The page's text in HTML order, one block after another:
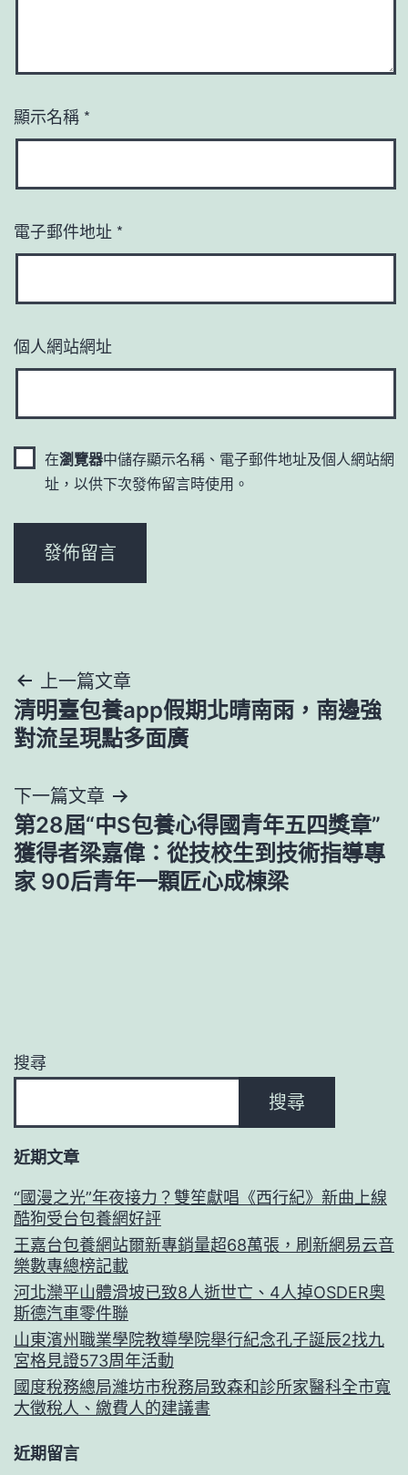
顯示名稱 *
電子郵件地址 *
個人網站網址
在瀏覽器中儲存顯示名稱、電子郵件地址及個人網站網
址，以供下次發佈留言時使用。
文
章
覽
上一篇文章
清明臺包養app假期北晴南雨，南邊強
對流呈現點多面廣
下一篇文章
第28屆“中S包養心得國青年五四獎章”
獲得者梁嘉偉：從技校生到技術指導專
家 90后青年一顆匠心成棟梁
搜尋
搜尋
近期文章
“國漫之光”年夜接力？雙笙獻唱《西行紀》新曲上線
酷狗受台包養網好評
王嘉台包養網站爾新專銷量超68萬張，刷新網易云音
樂數專總榜記載
河北灤平山體滑坡已致8人逝世亡、4人掉OSDER奧
斯德汽車零件聯
山東濱州職業學院教導學院舉行紀念孔子誕辰2找九
宮格見證573周年活動
國度稅務總局濰坊市稅務局致森和診所家醫科全市寬
大徵稅人、繳費人的建議書
近期留言